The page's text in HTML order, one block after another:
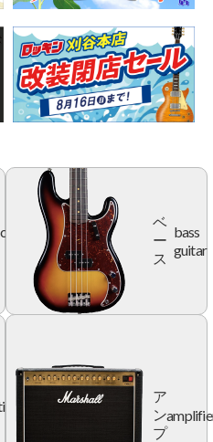
ベ
ー
ス
bass
guitar
ア
ン
プ